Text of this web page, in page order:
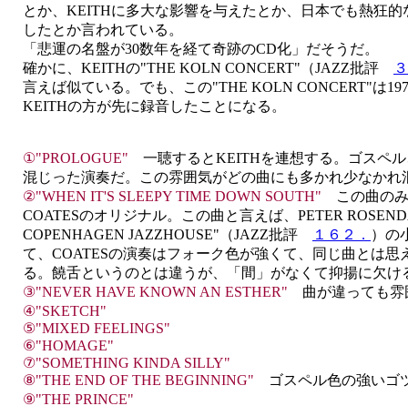
とか、KEITHに多大な影響を与えたとか、日本でも熱狂的
したとか言われている。
「悲運の名盤が30数年を経て奇跡のCD化」だそうだ。
確かに、KEITHの"THE KOLN CONCERT"（JAZZ批評
言えば似ている。でも、この"THE KOLN CONCERT"は
KEITHの方が先に録音したことになる。
①"PROLOGUE" 一聴するとKEITHを連想する。ゴスペ
混じった演奏だ。この雰囲気がどの曲にも多かれ少なかれ
②"WHEN IT'S SLEEPY TIME DOWN SOUTH"
この曲の
COATESのオリジナル。この曲と言えば、PETER
COPENHAGEN JAZZHOUSE"（JAZZ批評
１６２． ）の
て、COATESの演奏はフォーク色が強くて、同じ曲とは思
る。饒舌というのとは違うが、「間」がなくて抑揚に欠け
③"NEVER HAVE KNOWN AN ESTHER" 曲が違っても
④"SKETCH"
⑤"MIXED FEELINGS"
⑥"HOMAGE"
⑦"SOMETHING KINDA SILLY"
⑧"THE END OF THE BEGINNING"
ゴスペル色の強いゴ
⑨"THE PRINCE"